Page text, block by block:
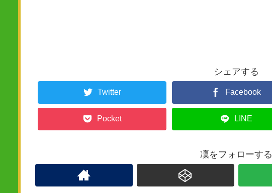
シェアする
Twitter Facebook
Pocket LINE
凜をフォローする